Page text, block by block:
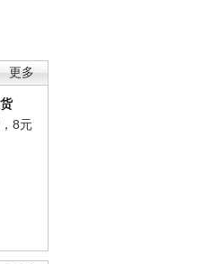
更多
8元